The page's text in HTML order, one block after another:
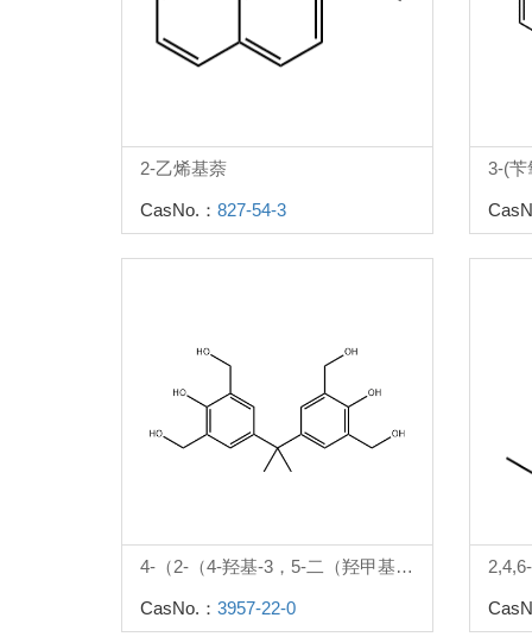
2-乙烯基萘
CasNo.： 827-54-3
3-(苄
4-（2-（4-羟基-3，5-二（羟甲基）苯基）丙-2-基）-2，6-二（羟甲基）苯酚
CasNo.： 3957-22-0